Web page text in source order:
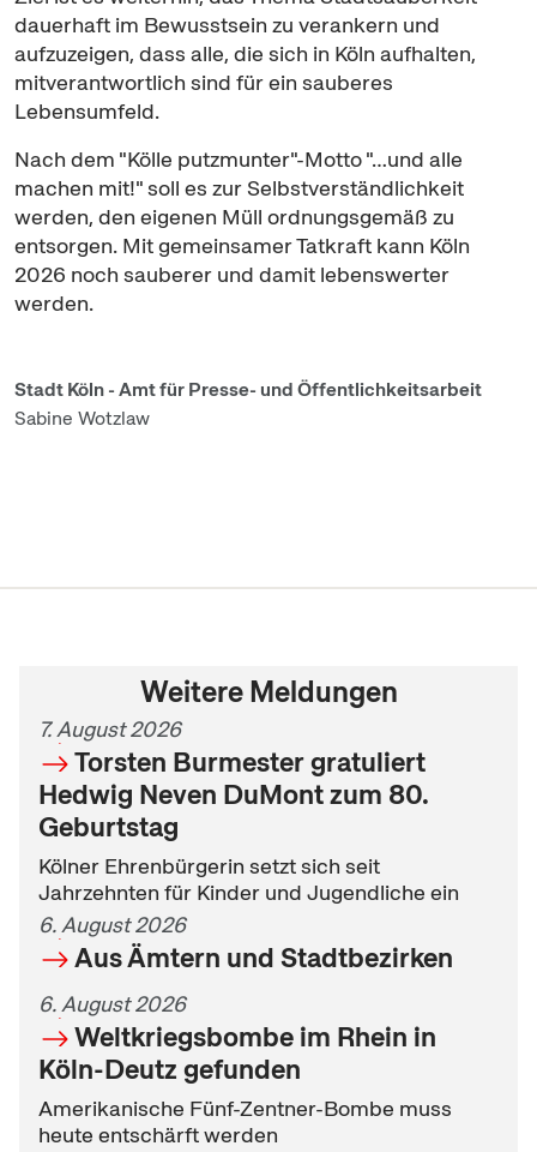
dauerhaft im Bewusstsein zu verankern und
aufzuzeigen, dass alle, die sich in Köln aufhalten,
mitverantwortlich sind für ein sauberes
Lebensumfeld.
Nach dem "Kölle putzmunter"-Motto "…und alle
machen mit!" soll es zur Selbstverständlichkeit
werden, den eigenen Müll ordnungsgemäß zu
entsorgen. Mit gemeinsamer Tatkraft kann Köln
2026 noch sauberer und damit lebenswerter
werden.
Stadt Köln - Amt für Presse- und Öffentlichkeitsarbeit
Sabine Wotzlaw
Weitere Meldungen
7. August 2026
Torsten Burmester gratuliert
Hedwig Neven DuMont zum 80.
Geburtstag
Kölner Ehrenbürgerin setzt sich seit
Jahrzehnten für Kinder und Jugendliche ein
6. August 2026
Aus Ämtern und Stadtbezirken
6. August 2026
Weltkriegsbombe im Rhein in
Köln-Deutz gefunden
Amerikanische Fünf-Zentner-Bombe muss
heute entschärft werden